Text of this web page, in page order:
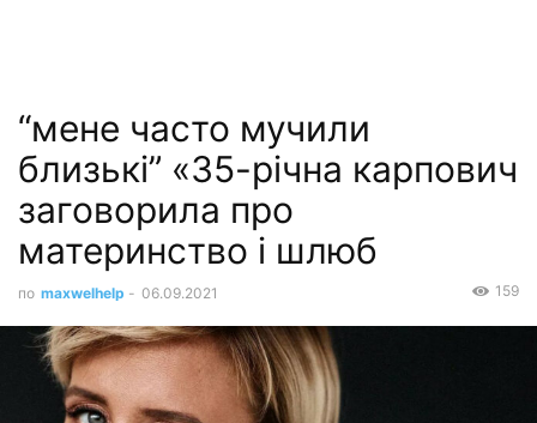
“мене часто мучили
близькі” «35-річна карпович
заговорила про
материнство і шлюб
по maxwelhelp - 06.09.2021 159